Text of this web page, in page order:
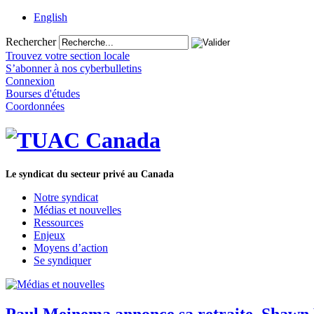
English
Rechercher
Trouvez votre section locale
S’abonner à nos cyberbulletins
Connexion
Bourses d'études
Coordonnées
Le syndicat du secteur privé au Canada
Notre syndicat
Médias et nouvelles
Ressources
Enjeux
Moyens d’action
Se syndiquer